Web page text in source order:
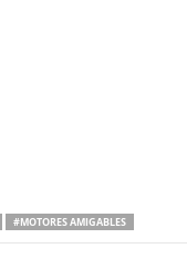
#MOTORES AMIGABLES